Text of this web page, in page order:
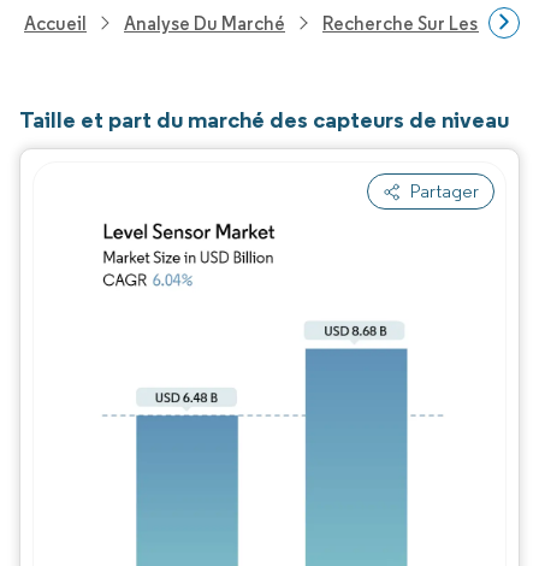
Accueil Analyse Du Marché Recherche Sur Les
Taille et part du marché des capteurs de niveau
Partager